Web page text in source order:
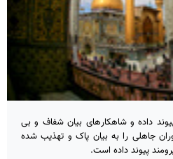
داده و شاهکارهای بیان شفاف و بی
جاهلی را به بیان پاک و تهذیب شده
پیوند داده است.